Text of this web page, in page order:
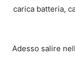
carica batteria,
Adesso salire